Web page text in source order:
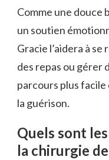
Comme une douce
un soutien
Gracie l’aidera à
des repas ou gérer
parcours plus
la guérison.
Quels sont
la chirurgie